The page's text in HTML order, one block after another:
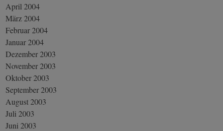
April 2004
März 2004
Februar 2004
Januar 2004
Dezember 2003
November 2003
Oktober 2003
September 2003
August 2003
Juli 2003
Juni 2003